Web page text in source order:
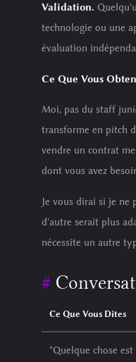
Validation.
technologie ou une
évaluation
Ce Que Vous
Moi, pas du staff
transforme en pitch
vendre un contrat
dont vous avez
Je vous dirai si je ne
d'autre serait plus
nécessite un autre
Ce Que Vous Dites
"Quelque chose est